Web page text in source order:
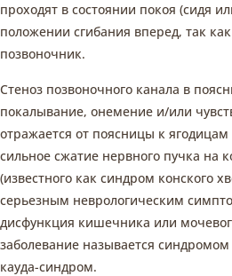
проходят в состоянии покоя (сидя
положении сгибания вперед, так
позвоночник.
Стеноз позвоночного канала в
покалывание, онемение и/или
отражается от поясницы к
сильное сжатие нервного пучка на
(известного как синдром конского
серьезным неврологическим
дисфункция кишечника или
заболевание называется синдромом
кауда-синдром.